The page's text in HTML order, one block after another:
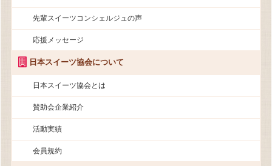
先輩スイーツコンシェルジュの声
応援メッセージ
日本スイーツ協会について
日本スイーツ協会とは
賛助会企業紹介
活動実績
会員規約